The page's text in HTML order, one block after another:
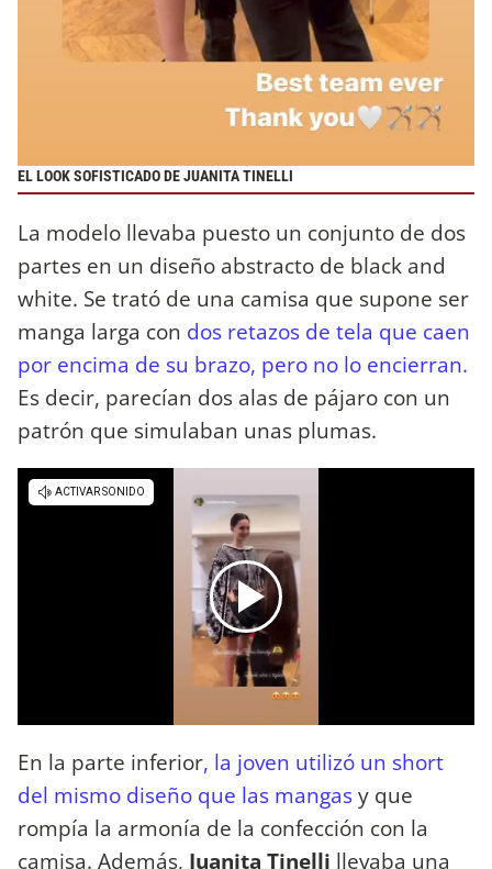
EL LOOK SOFISTICADO DE JUANITA TINELLI
La modelo llevaba puesto un conjunto de dos
partes en un diseño abstracto de black and
white. Se trató de una camisa que supone ser
manga larga con dos retazos de tela que caen
por encima de su brazo, pero no lo encierran.
Es decir, parecían dos alas de pájaro con un
patrón que simulaban unas plumas.
En la parte inferior, la joven utilizó un short
del mismo diseño que las mangasy que
rompía la armonía de la confección con la
camisa. Además, Juanita Tinelli llevaba una